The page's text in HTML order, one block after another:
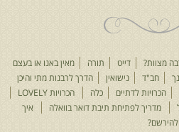
מצוות? דייט תורה
מאין באנו או בעצם
חב"ד נישואין
הדרך לרבנות מתי והיכן
הכרויות לדתיים כלה
הכרויות LOVELY
מדריך לפתיחת תיבת דואר בוואלה
איך
להירשם?